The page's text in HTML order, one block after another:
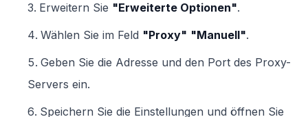
Erweitern Sie "Erweiterte Optionen".
Wählen Sie im Feld "Proxy" "Manuell".
Geben Sie die Adresse und den Port des Proxy-
Servers ein.
Speichern Sie die Einstellungen und öffnen Sie